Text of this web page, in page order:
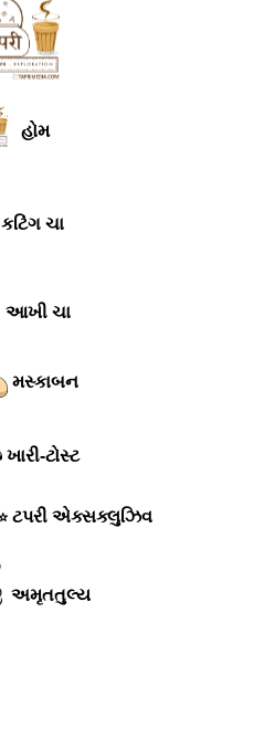
હોમ
કટિંગ ચા
આખી ચા
મસ્કાબન
ખારી-ટોસ્ટ
ટપરી એક્સક્લુઝિવ
અમૃતતુલ્ય